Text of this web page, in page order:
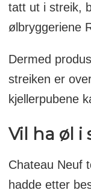
Norges to
produksjon
Kilde: LO
tatt ut i streik,
ølbryggeriene
Dermed
streiken er
kjellerpubene
Vil ha øl i
Chateau Neuf
hadde etter